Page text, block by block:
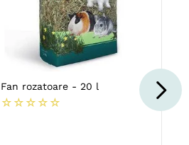
Fan rozatoare - 20 l
☆ ☆ ☆ ☆ ☆